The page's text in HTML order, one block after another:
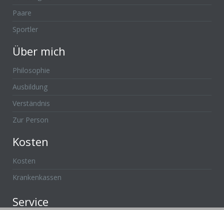
Paare
Sportler
Über mich
Philosophie
Ausbildung
Verständnis
Zur Person
Kosten
Kosten
Krankenkassen
Service